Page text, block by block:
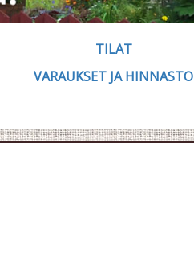
TILAT
VARAUKSET JA HINNASTO